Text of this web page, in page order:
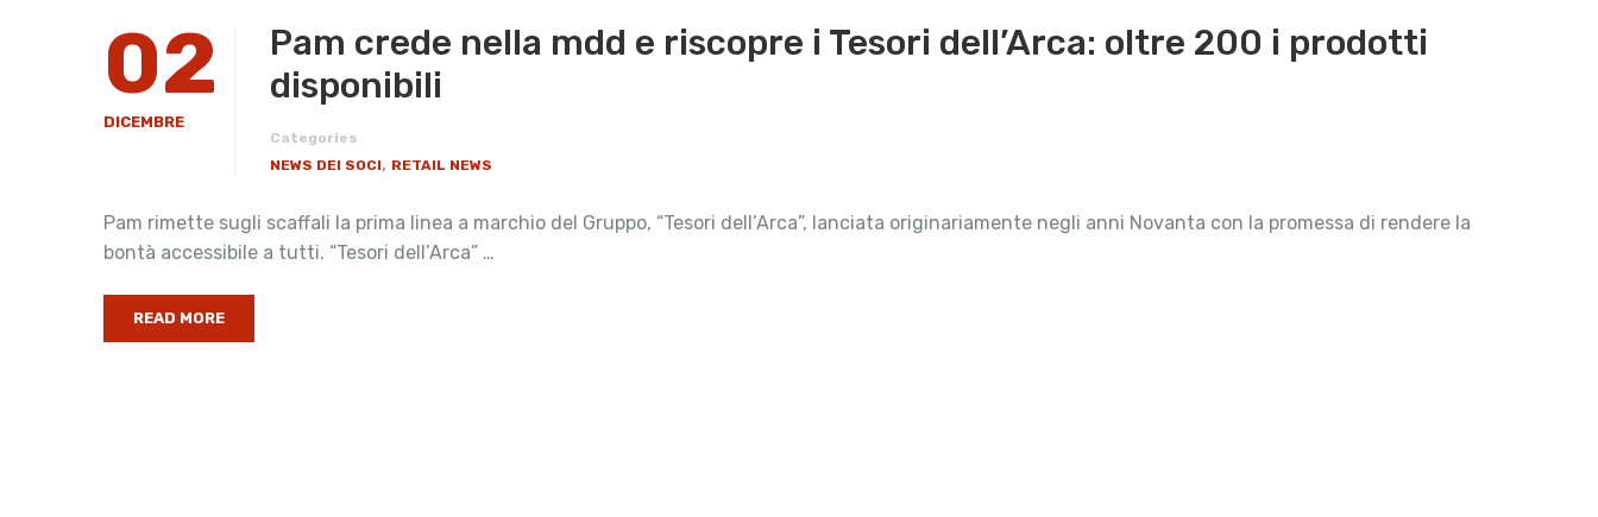
02
DICEMBRE
Pam crede nella mdd e riscopre i Tesori dell’Arca: oltre 200 i prodotti
disponibili
Categories
NEWS DEI SOCI, RETAIL NEWS
Pam rimette sugli scaffali la prima linea a marchio del Gruppo, “Tesori dell’Arca”, lanciata originariamente negli anni Novanta con la promessa di rendere la
bontà accessibile a tutti. “Tesori dell’Arca” …
READ MORE